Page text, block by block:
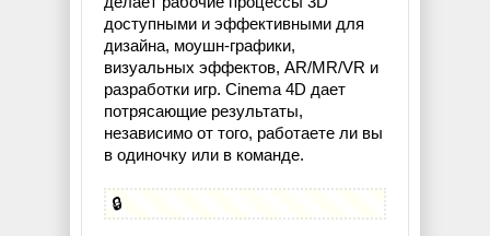
доступными и эффективными для
дизайна, моушн-графики,
визуальных эффектов, AR/MR/VR и
разработки игр. Cinema 4D дает
потрясающие результаты,
независимо от того, работаете ли вы
в одиночку или в команде.
🔒